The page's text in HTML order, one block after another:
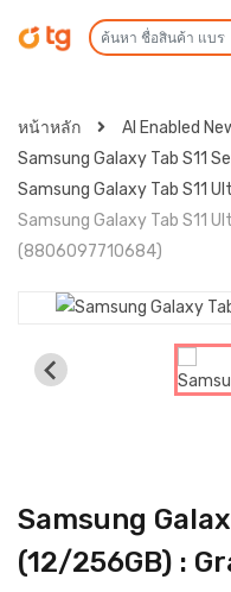
หน้าหลัก
AI Enabled
Samsung Galaxy Tab S11
Samsung Galaxy Tab S11
Samsung Galaxy Tab S11
(8806097710684)
Samsung
(12/256GB) :